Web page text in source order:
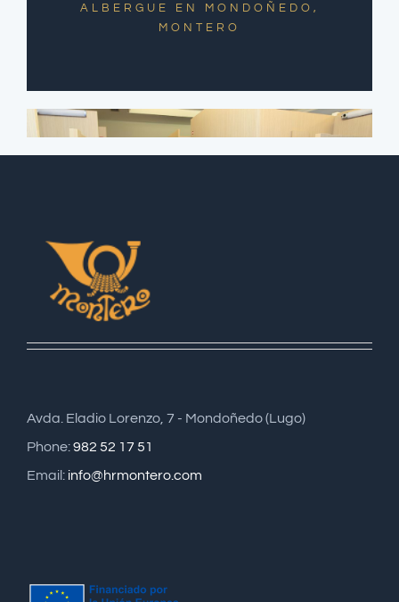
ALBERGUE EN MONDOÑEDO,
MONTERO
Avda. Eladio Lorenzo, 7 - Mondoñedo (Lugo)
Phone:982 52 17 51
Email: info@hrmontero.com